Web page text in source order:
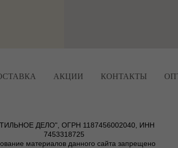
АКЦИИ КОНТАКТЫ
ДЕЛО", ОГРН 1187456002040, ИНН
7453318725
материалов данного сайта запрещено